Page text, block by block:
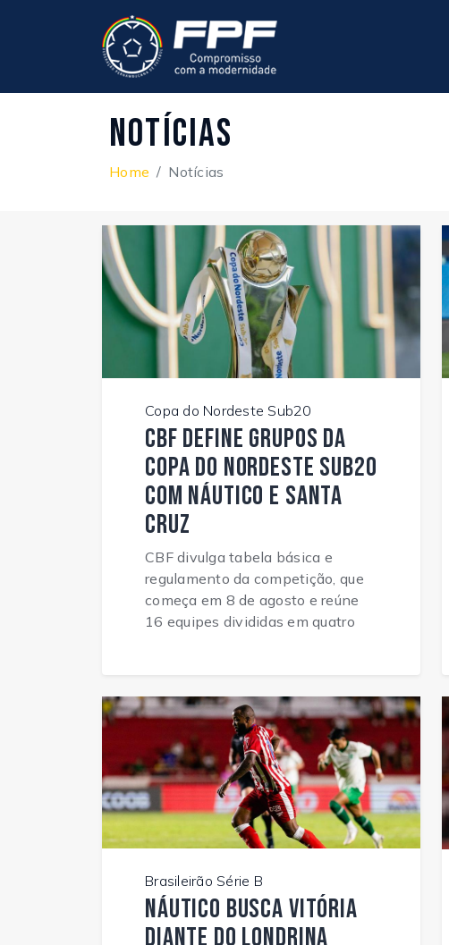
Notícias
Home Notícias
Copa do Nordeste Sub20
CBF define grupos da
Copa do Nordeste Sub20
com Náutico e Santa
Cruz
CBF divulga tabela básica e
regulamento da competição, que
começa em 8 de agosto e reúne
16 equipes divididas em quatro
Brasileirão Série B
Náutico busca vitória
diante do Londrina